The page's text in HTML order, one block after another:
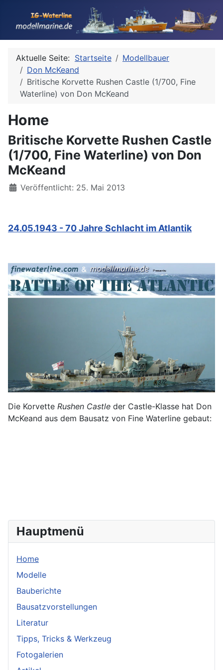
Hauptmenü
Home
Modelle
Bauberichte
Bausatzvorstellungen
Literatur
Tipps, Tricks & Werkzeug
Fotogalerien
Aktuelle Seite: Startseite
Modellbauer
Don McKeand
Britische Korvette Rushen Castle (1/700, Fine
Waterline) von Don McKeand
Home
Britische Korvette Rushen Castle
(1/700, Fine Waterline) von Don
McKeand
Details
Veröffentlicht: 25. Mai 2013
24.05.1943 - 70 Jahre Schlacht im Atlantik
Die Korvette Rushen Castle der Castle-Klasse hat Don
McKeand aus dem Bausatz von Fine Waterline gebaut: